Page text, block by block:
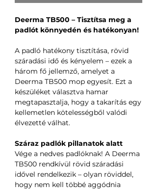
Deerma TB500 – Tisztítsa meg a
padlót könnyedén és hatékonyan!
A padló hatékony tisztítása, rövid
száradási idő és kényelem – ezek a
három fő jellemző, amelyet a
Deerma TB500 mop egyesít. Ezt a
készüléket választva hamar
megtapasztalja, hogy a takarítás egy
kellemetlen kötelességből valódi
élvezetté válhat.
Száraz padlók pillanatok alatt
Vége a nedves padlóknak! A Deerma
TB500 rendkívül rövid száradási
idővel rendelkezik – olyan röviddel,
hogy nem kell többé aggódnia